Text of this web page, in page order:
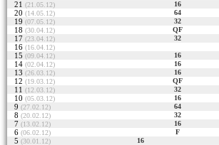
21 (21.05.12) 16
20 (14.05.12) 64
19 (07.05.12) 32
18 (30.04.12) QF
17 (23.04.12) 32
16 (16.04.12)
15 (09.04.12) 16
14 (02.04.12) 16
13 (26.03.12) 16
12 (19.03.12) QF
11 (12.03.12) 32
10 (05.03.12) 16
9 (27.02.12) 64
8 (20.02.12) 32
7 (13.02.12) 16
6 (06.02.12) F
5 (30.01.12) 16